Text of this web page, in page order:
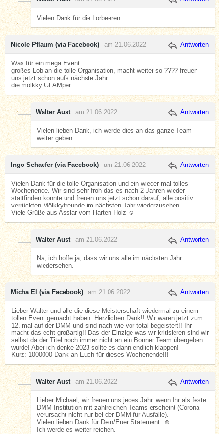
Vielen Dank für die Lorbeeren
Nicole Pflaum (via Facebook) am 21.06.2022 Antworten
Was für ein mega Event
großes Lob an die tolle Organisation, macht weiter so ???? freuen
uns jetzt schon aufs nächste Jahr
die mölkky GLAMper
Walter Aust am 21.06.2022 Antworten
Vielen lieben Dank, ich werde dies an das ganze Team
weiter geben.
Ingo Schaefer (via Facebook) am 21.06.2022 Antworten
Vielen Dank für die tolle Organisation und ein wieder mal tolles
Wochenende. Wir sind sehr froh das es nach 2 Jahren wieder
stattfinden konnte und freuen uns jetzt schon darauf, alle positiv
verrückten Mölkkyfreunde im nächsten Jahr wiederzusehen.
Viele Grüße aus Asslar vom Harten Holz ☺️
Walter Aust am 21.06.2022 Antworten
Na, ich hoffe ja, dass wir uns alle im nächsten Jahr
wiedersehen.
Micha El (via Facebook) am 21.06.2022 Antworten
Lieber Walter und alle die diese Meisterschaft wiedermal zu einem
tollen Event gemacht haben: Herzlichen Dank!! Wir waren jetzt zum
12. mal auf der DMM und sind nach wie vor total begeistert!! Ihr
macht das echt großartig!! Das der Einzige was wir kritisieren sind wir
selbst da der Titel noch immer nicht an ein Bonner Team übergeben
wurde! Aber ich denke 2023 sollte es dann endlich klappen!
Kurz: 1000000 Dank an Euch für dieses Wochenende!!!
Walter Aust am 21.06.2022 Antworten
Lieber Michael, wir freuen uns jedes Jahr, wenn Ihr als feste
DMM Institution mit zahlreichen Teams erscheint (Corona
verursacht nicht nur bei der DMM für Ausfälle).
Vielen lieben Dank für Dein/Euer Statement. ☺️
Ich werde es weiter reichen.